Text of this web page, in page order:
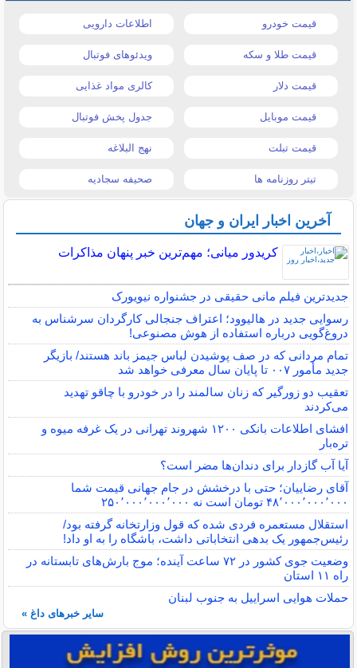
قیمت خودرو اطلاعات دارویی
قیمت طلا و سکه ویدئوهای فوتبال
قیمت دلار کالری مواد غذایی
قیمت موبایل جدول پخش فوتبال
قیمت تبلت نهج البلاغه
تیتر روزنامه ها صحیفه سجادیه
آخرین اخبار ایران و جهان
کریدور میانی؛ مهم‌ترین خبر پنهان مذاکرات
جدیدترین فیلم مانی حقیقی در جشنواره نیویورک
رسوایی جدید در هالیوود؛ اعتراف جنجالی کارگردان سرشناس به
دروغ‌گویی درباره استفاده از هوش مصنوعی!
تمام مردانی که در صف پوشیدن لباس جیمز باند هستند/ بازیگر
جدید مأمور ۰۰۷ تا پایان سال معرفی خواهد شد
تعقیب دو زورگیر که زنان سالمند را در خودرو با چاقو تهدید
می‌کردند
افشای اطلاعات بانکی ۱۲۰۰ شهروند تهرانی در یک غرفه میوه و
تره‌بار
آیا آب گازدار برای دندان‌ها مضر است؟
آقای رضاییان؛ حتی با درخشش در جام جهانی قیمت شما
۴۸٬۰۰۰٬۰۰۰٬۰۰۰ تومان است نه ۲۵۰٬۰۰۰٬۰۰۰٬۰۰۰
استقلال مستعمره فردی شده که قول وزارتخانه گرفته بود/
رئیس‌جمهور یک بدهی انتخاباتی داشت، باشگاه را به او داد!
وضعیت جوی کشور در ۷۲ ساعت آینده؛ موج بارش‌های تابستانه در
راه ۱۱ استان
حملات هوایی اسراییل به جنوب لبنان
سایر خبرهای داغ »